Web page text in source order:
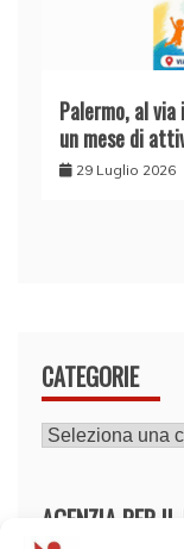
Palermo, al
un mese di
29 Luglio 2026
CATEGORIE
CATEGORIE
AGENZIA PER